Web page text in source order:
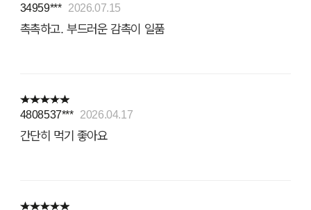
34959*** 2026.07.15
촉촉하고. 부드러운 감촉이 일품
4808537*** 2026.04.17
간단히 먹기 좋아요